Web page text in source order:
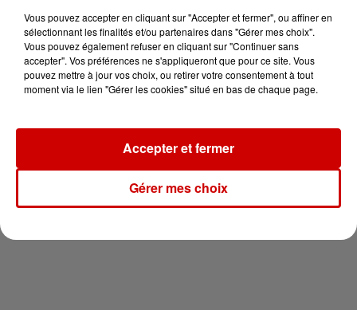
Destination Vacances : inscrivez-
vous !
Newsletter
Vous pouvez accepter en cliquant sur "Accepter et fermer", ou affiner en
sélectionnant les finalités et/ou partenaires dans "Gérer mes choix".
Vous pouvez également refuser en cliquant sur "Continuer sans
accepter". Vos préférences ne s'appliqueront que pour ce site. Vous
pouvez mettre à jour vos choix, ou retirer votre consentement à tout
moment via le lien "Gérer les cookies" situé en bas de chaque page.
Gérer mes choix
Accepter et fermer